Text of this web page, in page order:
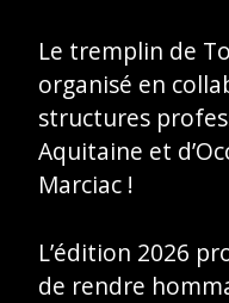
Le tremplin de
organisé en
structures
Aquitaine et
Marciac !
L’édition 2026
de rendre